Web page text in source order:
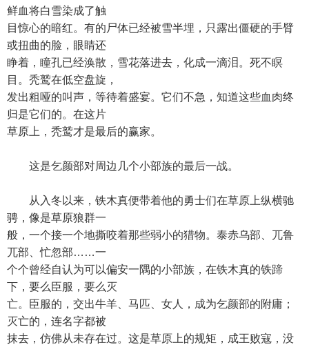
鲜血将白雪染成了触
目惊心的暗红。有的尸体已经被雪半埋，只露出僵硬的手臂
或扭曲的脸，眼睛还
睁着，瞳孔已经涣散，雪花落进去，化成一滴泪。死不瞑
目。秃鹫在低空盘旋，
发出粗哑的叫声，等待着盛宴。它们不急，知道这些血肉终
归是它们的。在这片
草原上，秃鹫才是最后的赢家。
这是乞颜部对周边几个小部族的最后一战。
从入冬以来，铁木真便带着他的勇士们在草原上纵横驰
骋，像是草原狼群一
般，一个接一个地撕咬着那些弱小的猎物。泰赤乌部、兀鲁
兀部、忙忽部……一
个个曾经自认为可以偏安一隅的小部族，在铁木真的铁蹄
下，要么臣服，要么灭
亡。臣服的，交出牛羊、马匹、女人，成为乞颜部的附庸；
灭亡的，连名字都被
抹去，仿佛从未存在过。这是草原上的规矩，成王败寇，没